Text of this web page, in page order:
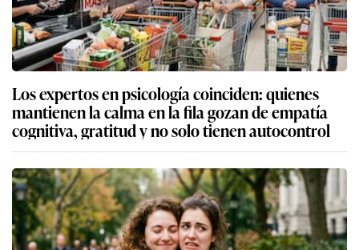
Los expertos en psicología coinciden: quienes
mantienen la calma en la fila gozan de empatía
cognitiva, gratitud y no solo tienen autocontrol